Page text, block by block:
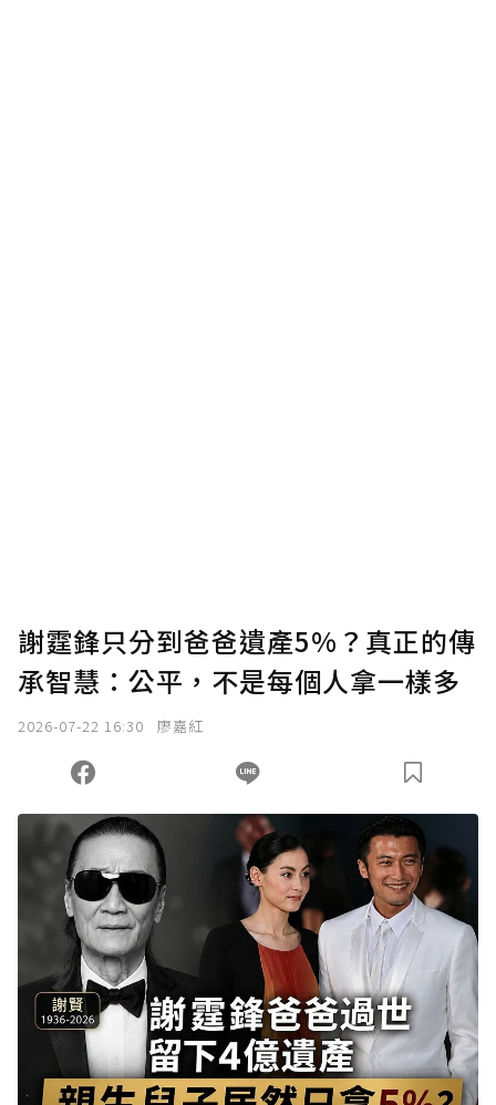
謝霆鋒只分到爸爸遺產5%？真正的傳
承智慧：公平，不是每個人拿一樣多
2026-07-22 16:30 廖嘉紅